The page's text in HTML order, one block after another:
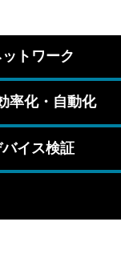
トワーク
率化・自動化
バイス検証